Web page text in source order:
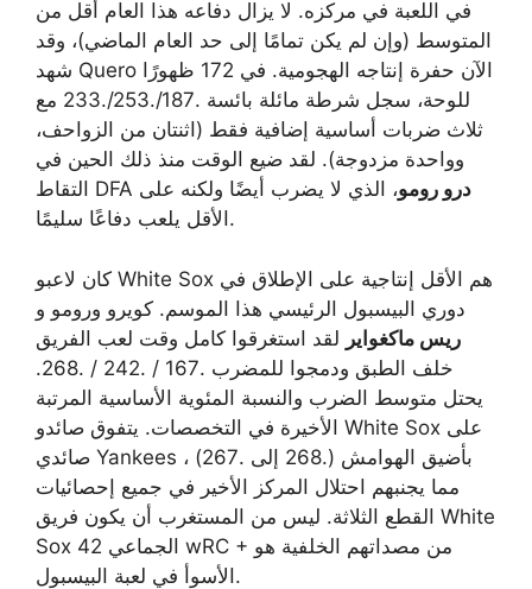
في اللعبة في مركزه. لا يزال دفاعه هذا العام أقل من
المتوسط ​​(وإن لم يكن تمامًا إلى حد العام الماضي)، وقد
شهد Quero الآن حفرة إنتاجه الهجومية. في 172 ظهورًا
للوحة، سجل شرطة مائلة بائسة .187/.253/.233 مع
ثلاث ضربات أساسية إضافية فقط (اثنتان من الزواحف،
وواحدة مزدوجة). لقد ضيع الوقت منذ ذلك الحين في
التقاط DFA
درو رومو، الذي لا يضرب أيضًا ولكنه على
الأقل يلعب دفاعًا سليمًا.
كان لاعبو White Sox هم الأقل إنتاجية على الإطلاق في
دوري البيسبول الرئيسي هذا الموسم. كويرو ورومو و
ريس ماكغواير لقد استغرقوا كامل وقت لعب الفريق
خلف الطبق ودمجوا للمضرب .167 / .242 / .268.
يحتل متوسط ​​الضرب والنسبة المئوية الأساسية المرتبة
الأخيرة في التخصصات. يتفوق صائدو White Sox على
صائدي Yankees بأضيق الهوامش (.268 إلى .267) ،
مما يجنبهم احتلال المركز الأخير في جميع إحصائيات
القطع الثلاثة. ليس من المستغرب أن يكون فريق White
Sox الجماعي 42 wRC + من مصداتهم الخلفية هو
الأسوأ في لعبة البيسبول.